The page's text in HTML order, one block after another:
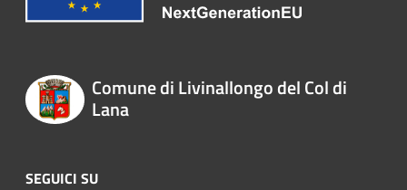
Comune di Livinallongo del Col di
Lana
SEGUICI SU